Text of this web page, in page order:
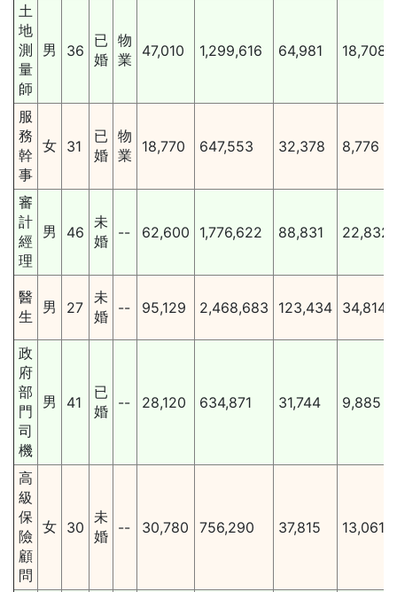
土
地
測
量
師
男 36
已
婚
物
業
47,010 1,299,616 64,981 18,708
服
務
幹
事
女 31
已
婚
物
業
18,770 647,553 32,378 8,776
審
計
經
理
男 46
未
婚
-- 62,600 1,776,622 88,831 22,832
醫
生
男 27
未
婚
-- 95,129 2,468,683 123,434 34,814
政
府
部
門
司
機
男 41
已
婚
-- 28,120 634,871 31,744 9,885
高
級
保
險
顧
問
女 30
未
婚
-- 30,780 756,290 37,815 13,061